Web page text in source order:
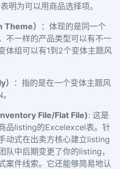
明为可以用商品选择项。
）
：体现的是同一个
不一样的产品类型可以有不一
体组可以有1到2个变体主题风
：指的是在一个变体主题风
File/Flat File): 这是
品listing的Excelexcel表。针
动式在出卖方核心建立listing
队中后期变更了你的listing，
案件线索。它还能够简易地认